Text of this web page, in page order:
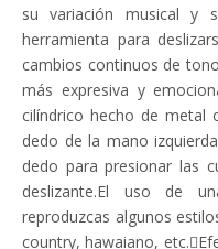
su variación musical y
herramienta para
cambios continuos de
más expresiva y
cilíndrico hecho de metal
dedo de la mano
dedo para presionar las
deslizante.El uso de
reproduzcas algunos
country, hawaiano,